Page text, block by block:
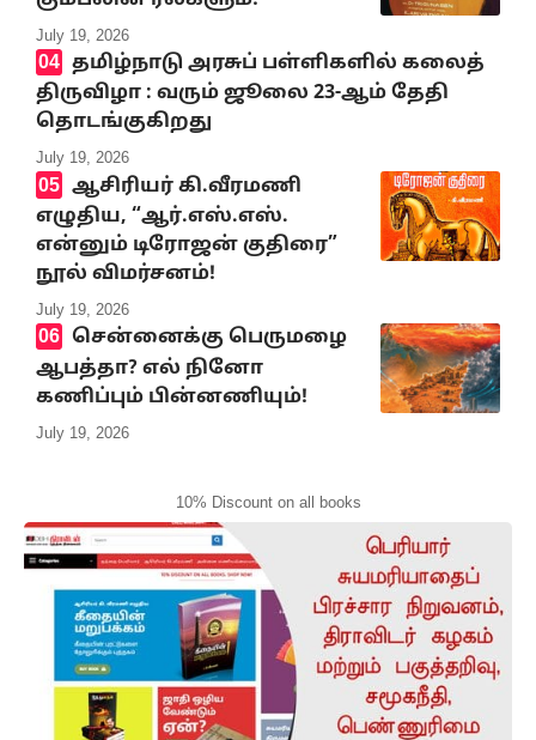
July 19, 2026
தமிழ்நாடு அரசுப் பள்ளிகளில் கலைத்
திருவிழா : வரும் ஜூலை 23-ஆம் தேதி
தொடங்குகிறது
July 19, 2026
ஆசிரியர் கி.வீரமணி
எழுதிய, “ஆர்.எஸ்.எஸ்.
என்னும் டிரோஜன் குதிரை”
நூல் விமர்சனம்!
July 19, 2026
சென்னைக்கு பெருமழை
ஆபத்தா? எல் நினோ
கணிப்பும் பின்னணியும்!
July 19, 2026
10% Discount on all books